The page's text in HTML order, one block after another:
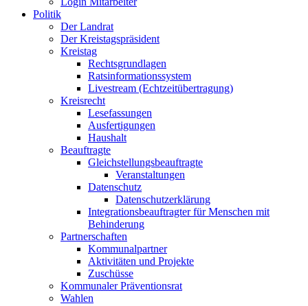
Politik
Der Landrat
Der Kreistagspräsident
Kreistag
Rechtsgrundlagen
Ratsinformationssystem
Livestream (Echtzeitübertragung)
Kreisrecht
Lesefassungen
Ausfertigungen
Haushalt
Beauftragte
Gleichstellungsbeauftragte
Veranstaltungen
Datenschutz
Datenschutzerklärung
Integrationsbeauftragter für Menschen mit
Behinderung
Partnerschaften
Kommunalpartner
Aktivitäten und Projekte
Zuschüsse
Kommunaler Präventionsrat
Wahlen